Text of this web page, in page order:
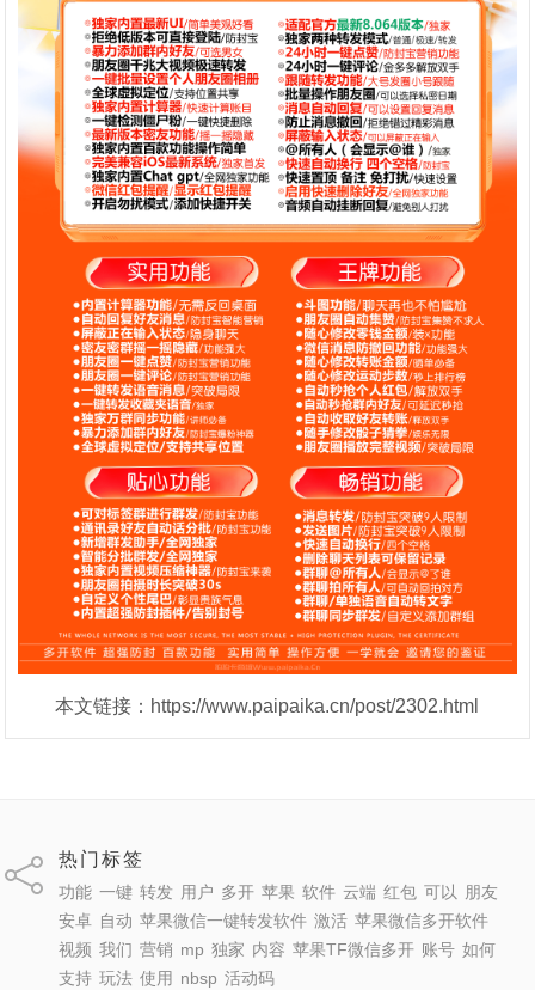
本文链接：https://www.paipaika.cn/post/2302.html
热门标签
功能 一键 转发 用户 多开 苹果 软件 云端 红包 可以
朋友
安卓 自动 苹果微信一键转发软件 激活 苹果微信多开软件
视频 我们 营销 mp 独家 内容 苹果TF微信多开 账号 如何
支持 玩法 使用 nbsp 活动码